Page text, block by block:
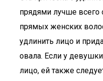
прядями лучше всего
прямых женских
удлинить лицо и
овала. Если у
лицо, ей также